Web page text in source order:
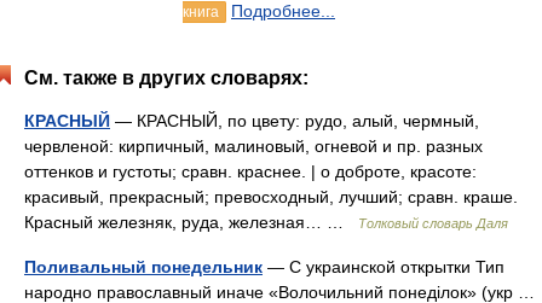
книга
Подробнее...
См. также в других словарях:
КРАСНЫЙ — КРАСНЫЙ, по цвету: рудо, алый, чермный,
червленой: кирпичный, малиновый, огневой и пр. разных
оттенков и густоты; сравн. краснее. | о доброте, красоте:
красивый, прекрасный; превосходный, лучший; сравн. краше.
Красный железняк, руда, железная… …
Толковый словарь Даля
Поливальный понедельник — С украинской открытки Тип
народно православный иначе «Волочильний понедiлок» (укр …